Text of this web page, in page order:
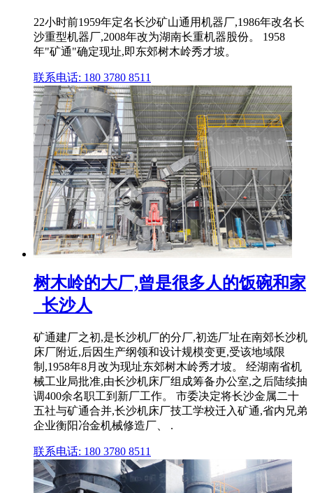
22小时前1959年定名长沙矿山通用机器厂,1986年改名长
沙重型机器厂,2008年改为湖南长重机器股份。 1958
年"矿通"确定现址,即东郊树木岭秀才坡。
联系电话: 180 3780 8511
树木岭的大厂,曾是很多人的饭碗和家
_长沙人
矿通建厂之初,是长沙机厂的分厂,初选厂址在南郊长沙机
床厂附近,后因生产纲领和设计规模变更,受该地域限
制,1958年8月改为现址东郊树木岭秀才坡。 经湖南省机
械工业局批准,由长沙机床厂组成筹备办公室,之后陆续抽
调400余名职工到新厂工作。 市委决定将长沙金属二十
五社与矿通合并,长沙机床厂技工学校迁入矿通,省内兄弟
企业衡阳冶金机械修造厂、 .
联系电话: 180 3780 8511